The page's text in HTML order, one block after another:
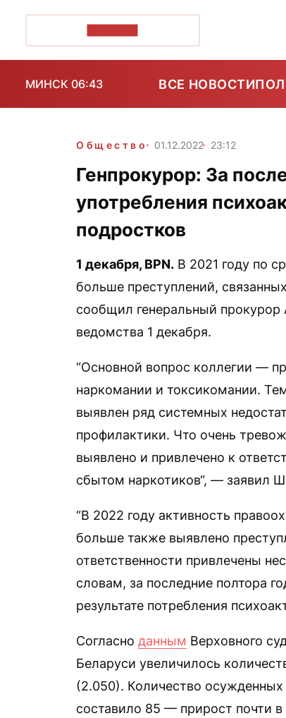
МИНСК 06:43 ВСЕ НОВОСТИ
Общество 01.12.2022 23:12
Генпрокурор: За
употребления
подростков
1 декабря, BPN. В 2021 году по
больше преступлений,
сообщил генеральный прокурор
ведомства 1 декабря.
“Основной вопрос коллегии —
наркомании и токсикомании.
выявлен ряд системных
профилактики. Что очень
выявлено и привлечено к
сбытом наркотиков“, — заявил
“В 2022 году активность
больше также выявлено
ответственности привлечены
словам, за последние полтора
результате потребления
Согласно данным Верховного
Беларуси увеличилось
(2.050). Количество осужденных
составило 85 — прирост почти